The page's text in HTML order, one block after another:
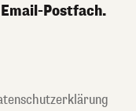
Postfach.